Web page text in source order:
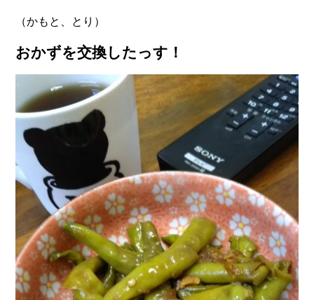
（かもと、とり）
おかずを交換したっす！